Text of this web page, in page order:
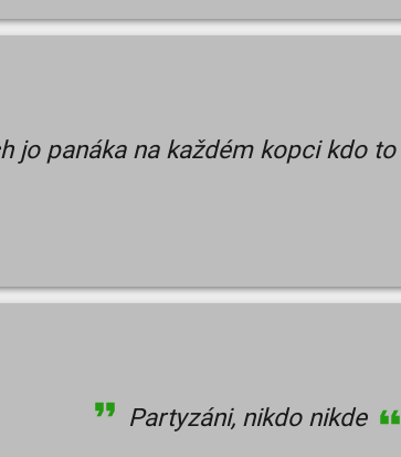
jo panáka na každém kopci kdo
Partyzáni, nikdo nikde